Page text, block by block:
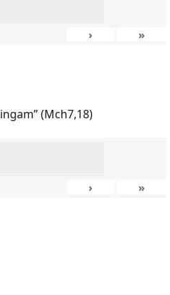
› »
(Mch7,18)
› »